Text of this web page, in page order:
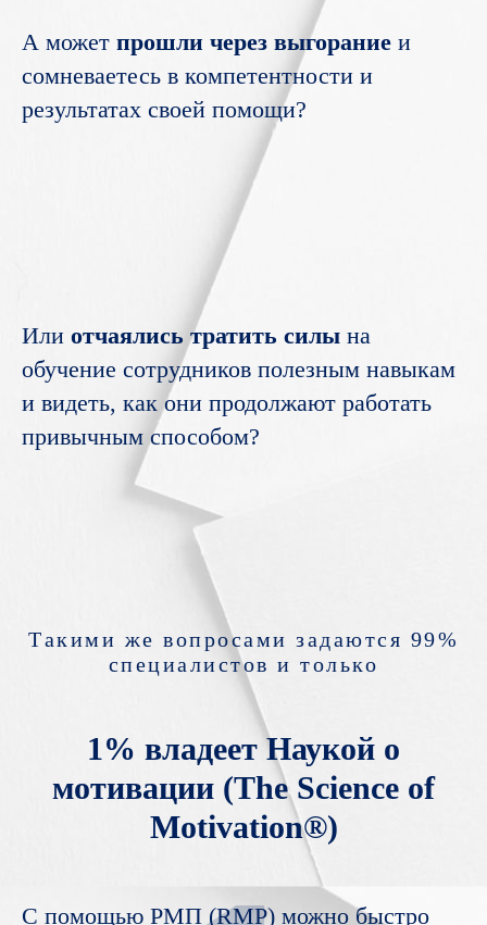
А может прошли через выгорание и
сомневаетесь в компетентности и
результатах своей помощи?
Или отчаялись тратить силы на
обучение сотрудников полезным навыкам
и видеть, как они продолжают работать
привычным способом?
Такими же вопросами задаются 99%
специалистов и только
1% владеет Наукой о
мотивации (The Science of
Motivation®)
С помощью РМП (RMP) можно быстро